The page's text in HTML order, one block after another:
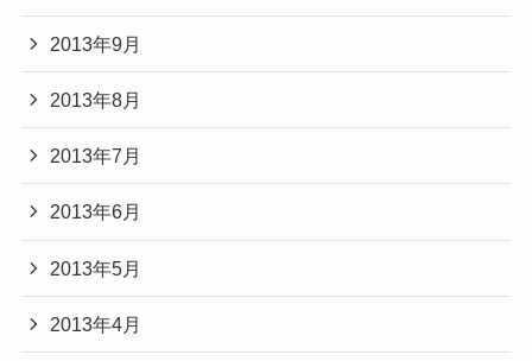
2013年9月
2013年8月
2013年7月
2013年6月
2013年5月
2013年4月